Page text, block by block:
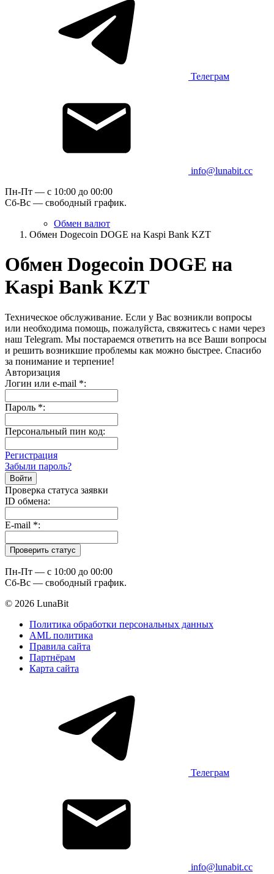
Телеграм
info@lunabit.cc
Пн-Пт — c 10:00 до 00:00
Сб-Вс — свободный график.
Обмен валют
Обмен Dogecoin DOGE на Kaspi Bank KZT
Обмен Dogecoin DOGE на
Kaspi Bank KZT
Техническое обслуживание. Если у Вас возникли вопросы
или необходима помощь, пожалуйста, свяжитесь с нами через
наш Telegram. Мы постараемся ответить на все Ваши вопросы
и решить возникшие проблемы как можно быстрее. Спасибо
за понимание и терпение!
Авторизация
Логин или e-mail *:
Пароль *:
Персональный пин код:
Регистрация
Забыли пароль?
Проверка статуса заявки
ID обмена:
E-mail *:
Пн-Пт — c 10:00 до 00:00
Сб-Вс — свободный график.
© 2026 LunaBit
Политика обработки персональных данных
AML политика
Правила сайта
Партнёрам
Карта сайта
Телеграм
info@lunabit.cc